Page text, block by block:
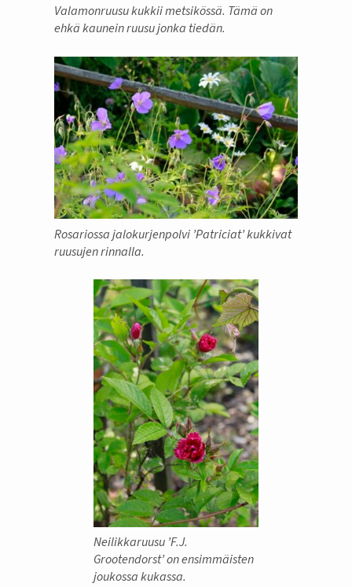
Valamonruusu kukkii metsikössä. Tämä on
ehkä kaunein ruusu jonka tiedän.
Rosariossa jalokurjenpolvi ’Patriciat’ kukkivat
ruusujen rinnalla.
Neilikkaruusu ’F.J.
Grootendorst’ on ensimmäisten
joukossa kukassa.